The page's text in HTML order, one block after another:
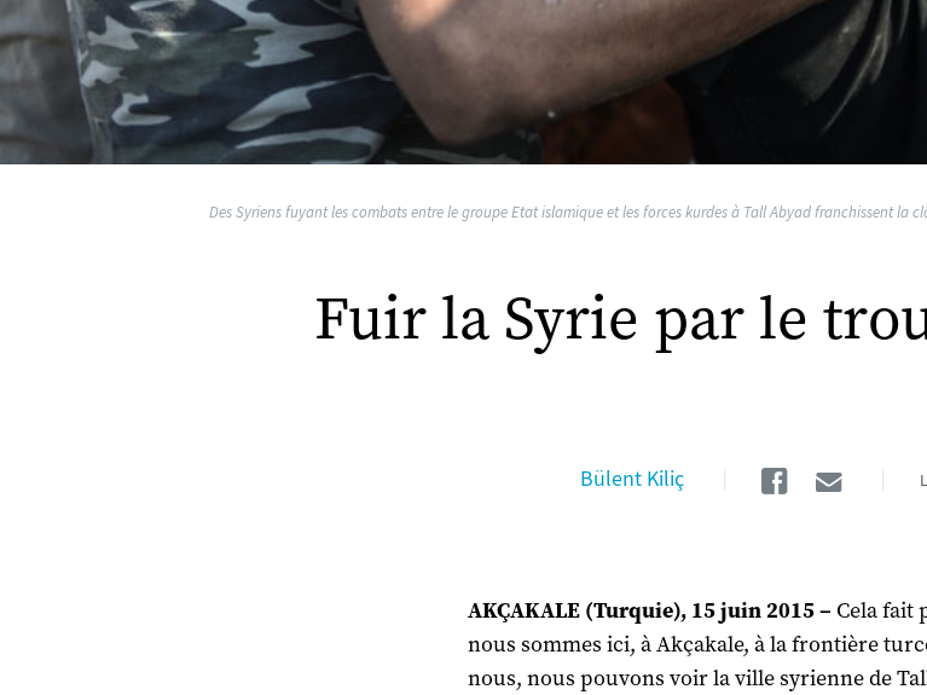
Des Syriens fuyant les combats entre le groupe Etat islamique et les forces kurdes à Tall Abyad franchissent la
Fuir la Syrie par le
Bülent Kiliç
AKÇAKALE (Turquie), 15 juin 2015 – Cela fait
nous sommes ici, à Akçakale, à la frontière
nous, nous pouvons voir la ville syrienne de